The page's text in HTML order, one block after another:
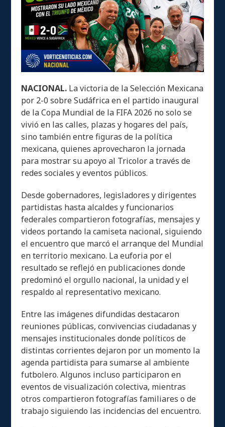
NACIONAL. La victoria de la Selección Mexicana
por 2-0 sobre Sudáfrica en el partido inaugural
de la Copa Mundial de la FIFA 2026 no solo se
vivió en las calles, plazas y hogares del país,
sino también entre figuras de la política
mexicana, quienes aprovecharon la jornada
para mostrar su apoyo al Tricolor a través de
redes sociales y eventos públicos.
Desde gobernadores, legisladores y dirigentes
partidistas hasta alcaldes y funcionarios
federales compartieron fotografías, mensajes y
videos portando la camiseta nacional, siguiendo
el encuentro que marcó el arranque del Mundial
en territorio mexicano. La euforia por el
resultado se reflejó en publicaciones donde
predominó el orgullo nacional, la unidad y el
respaldo al representativo mexicano.
Entre las imágenes difundidas destacaron
reuniones públicas, convivencias ciudadanas y
mensajes institucionales donde políticos de
distintas corrientes dejaron por un momento la
agenda partidista para sumarse al ambiente
futbolero. Algunos incluso participaron en
eventos de visualización colectiva, mientras
otros compartieron fotografías familiares o de
trabajo siguiendo las incidencias del encuentro.